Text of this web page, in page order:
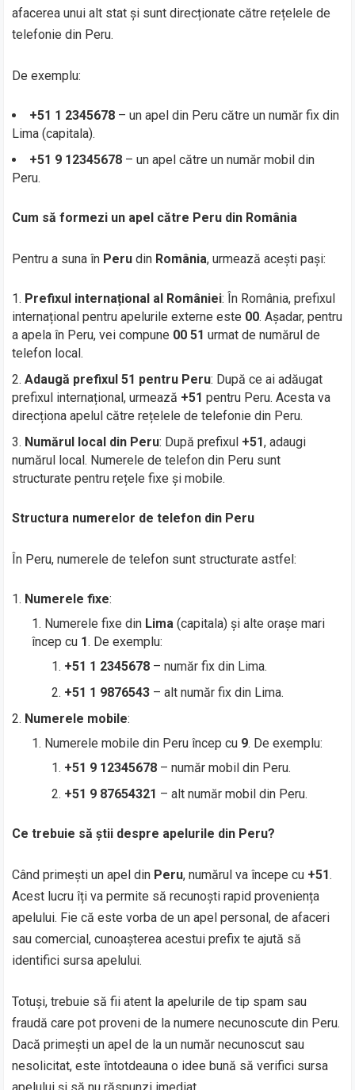
afacerea unui alt stat și sunt direcționate către rețelele de
telefonie din Peru.
De exemplu:
+51 1 2345678 – un apel din Peru către un număr fix din
Lima (capitala).
+51 9 12345678 – un apel către un număr mobil din
Peru.
Cum să formezi un apel către Peru din România
Pentru a suna în Peru din România, urmează acești pași:
Prefixul internațional al României: În România, prefixul
internațional pentru apelurile externe este 00. Așadar, pentru
a apela în Peru, vei compune 00 51 urmat de numărul de
telefon local.
Adaugă prefixul 51 pentru Peru: După ce ai adăugat
prefixul internațional, urmează +51 pentru Peru. Acesta va
direcționa apelul către rețelele de telefonie din Peru.
Numărul local din Peru: După prefixul +51, adaugi
numărul local. Numerele de telefon din Peru sunt
structurate pentru rețele fixe și mobile.
Structura numerelor de telefon din Peru
În Peru, numerele de telefon sunt structurate astfel:
Numerele fixe:
Numerele fixe din Lima (capitala) și alte orașe mari
încep cu 1. De exemplu:
+51 1 2345678 – număr fix din Lima.
+51 1 9876543 – alt număr fix din Lima.
Numerele mobile:
Numerele mobile din Peru încep cu 9. De exemplu:
+51 9 12345678 – număr mobil din Peru.
+51 9 87654321 – alt număr mobil din Peru.
Ce trebuie să știi despre apelurile din Peru?
Când primești un apel din Peru, numărul va începe cu +51.
Acest lucru îți va permite să recunoști rapid proveniența
apelului. Fie că este vorba de un apel personal, de afaceri
sau comercial, cunoașterea acestui prefix te ajută să
identifici sursa apelului.
Totuși, trebuie să fii atent la apelurile de tip spam sau
fraudă care pot proveni de la numere necunoscute din Peru.
Dacă primești un apel de la un număr necunoscut sau
nesolicitat, este întotdeauna o idee bună să verifici sursa
apelului și să nu răspunzi imediat.